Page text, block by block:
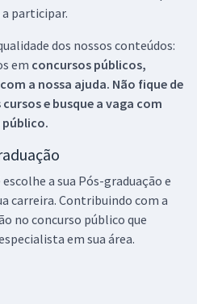
participar.
dos nossos conteúdos:
em concursos públicos,
com a nossa ajuda. Não fique de
e busque a vaga com
a sua Pós-graduação e
carreira. Contribuindo com a
no concurso público que
em sua área.